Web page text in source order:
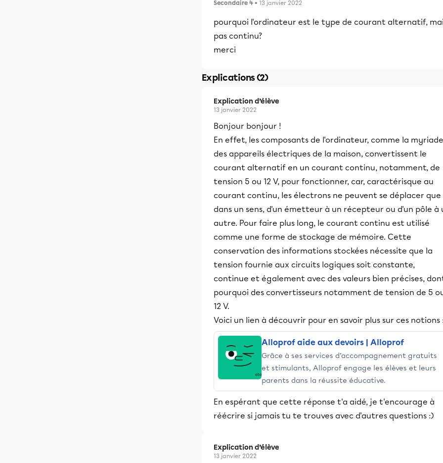
Secondaire 4 • 13 janvier 2022
pourquoi l'ordinateur est le type de courant alternatif,
pas continu?
merci
Explications (2)
Explication d’élève
13 janvier 2022
Bonjour bonjour !
En effet, les composants de l'ordinateur, comme la myriade
des appareils électriques de la maison, convertissent le
courant alternatif en un courant continu, notamment, de
tension 5 ou 12 V, pour fonctionner, car, caractérisque au
courant continu, les électrons ne peuvent se déplacer que
dans un sens, d'un émetteur à un récepteur ou d'un pôle à
autre. Pour faire plus long, le courant continu est utilisé
comme une forme de stockage de mémoire. Cette
conservation des informations stockées nécessite que la
tension fournie aux circuits logiques soit constante,
continue et également avec des valeurs bien précises,
pourquoi des convertisseurs notamment de tension de 5
12 V.
Voici un lien à découvrir pour en savoir plus sur ces notions
Alloprof aide aux devoirs | Alloprof
Grâce à ses services d’accompagnement gratuits
et stimulants, Alloprof engage les élèves et leurs
parents dans la réussite éducative.
En espérant que cette réponse t'a aidé, je t'encourage à
réécrire si jamais tu te trouves avec d'autres questions :)
Explication d’élève
13 janvier 2022